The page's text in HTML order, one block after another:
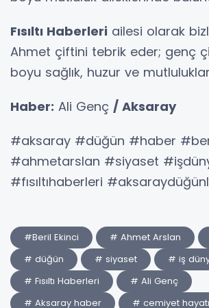
Fısıltı Haberleri ailesi olarak
Ahmet çiftini tebrik eder; genç
boyu sağlık, huzur ve
Haber: Ali Genç / Aksaray
#aksaray #düğün #haber
#ahmetarslan #siyaset
#fısıltıhaberleri
#Beril Ekinci # Ahmet Arslan
# düğün
# siyaset
# iş
# Fısıltı Haberleri
# Ali Genç
# Aksaray haber
# cemiyet hayatı